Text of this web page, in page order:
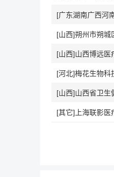
[山西]朔州市朔城
[山西]山西博远医
[河北]梅花生物科
[山西]山西省卫生
[其它]上海联影医